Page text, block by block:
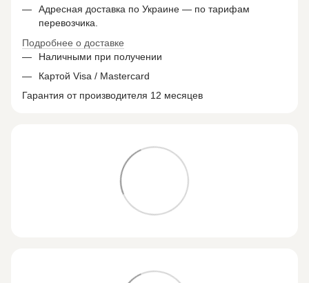
Адресная доставка по Украине — по тарифам
перевозчика.
Подробнее о доставке
Наличными при получении
Картой Visa / Mastercard
Гарантия от производителя 12 месяцев